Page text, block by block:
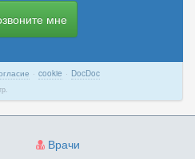
мне
· cookie · DocDoc
Врачи